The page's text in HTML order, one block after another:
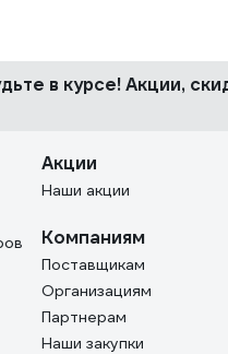
в курсе! Акции,
Акции
Наши акции
Компаниям
Поставщикам
Организациям
Партнерам
Наши закупки